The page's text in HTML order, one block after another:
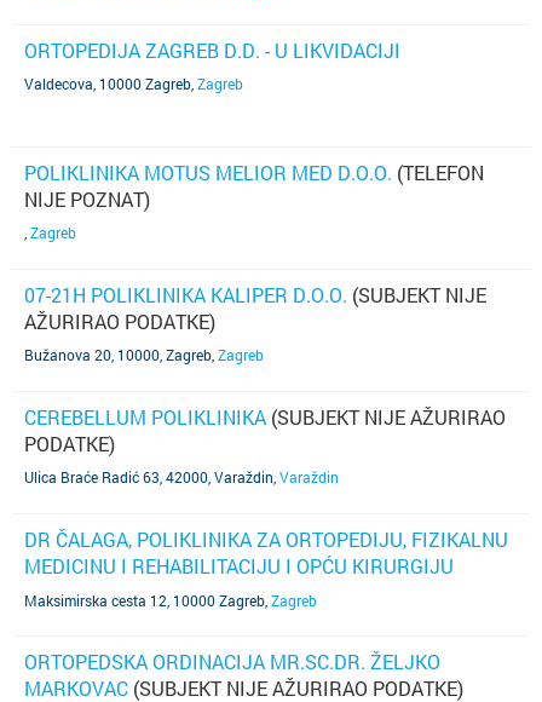
ORTOPEDIJA ZAGREB D.D. - U LIKVIDACIJI
Valdecova, 10000 Zagreb Zagreb
POLIKLINIKA MOTUS MELIOR MED D.O.O. (TELEFON
NIJE POZNAT)
Zagreb
07-21H POLIKLINIKA KALIPER D.O.O. (SUBJEKT NIJE
AŽURIRAO PODATKE)
Bužanova 20, 10000, Zagreb Zagreb
CEREBELLUM POLIKLINIKA (SUBJEKT NIJE AŽURIRAO
PODATKE)
Ulica Braće Radić 63, 42000, Varaždin Varaždin
DR ČALAGA, POLIKLINIKA ZA ORTOPEDIJU, FIZIKALNU
MEDICINU I REHABILITACIJU I OPĆU KIRURGIJU
(SUBJEKT NIJE AŽURIRAO PODATKE)
Maksimirska cesta 12, 10000 Zagreb Zagreb
ORTOPEDSKA ORDINACIJA MR.SC.DR. ŽELJKO
MARKOVAC (SUBJEKT NIJE AŽURIRAO PODATKE)